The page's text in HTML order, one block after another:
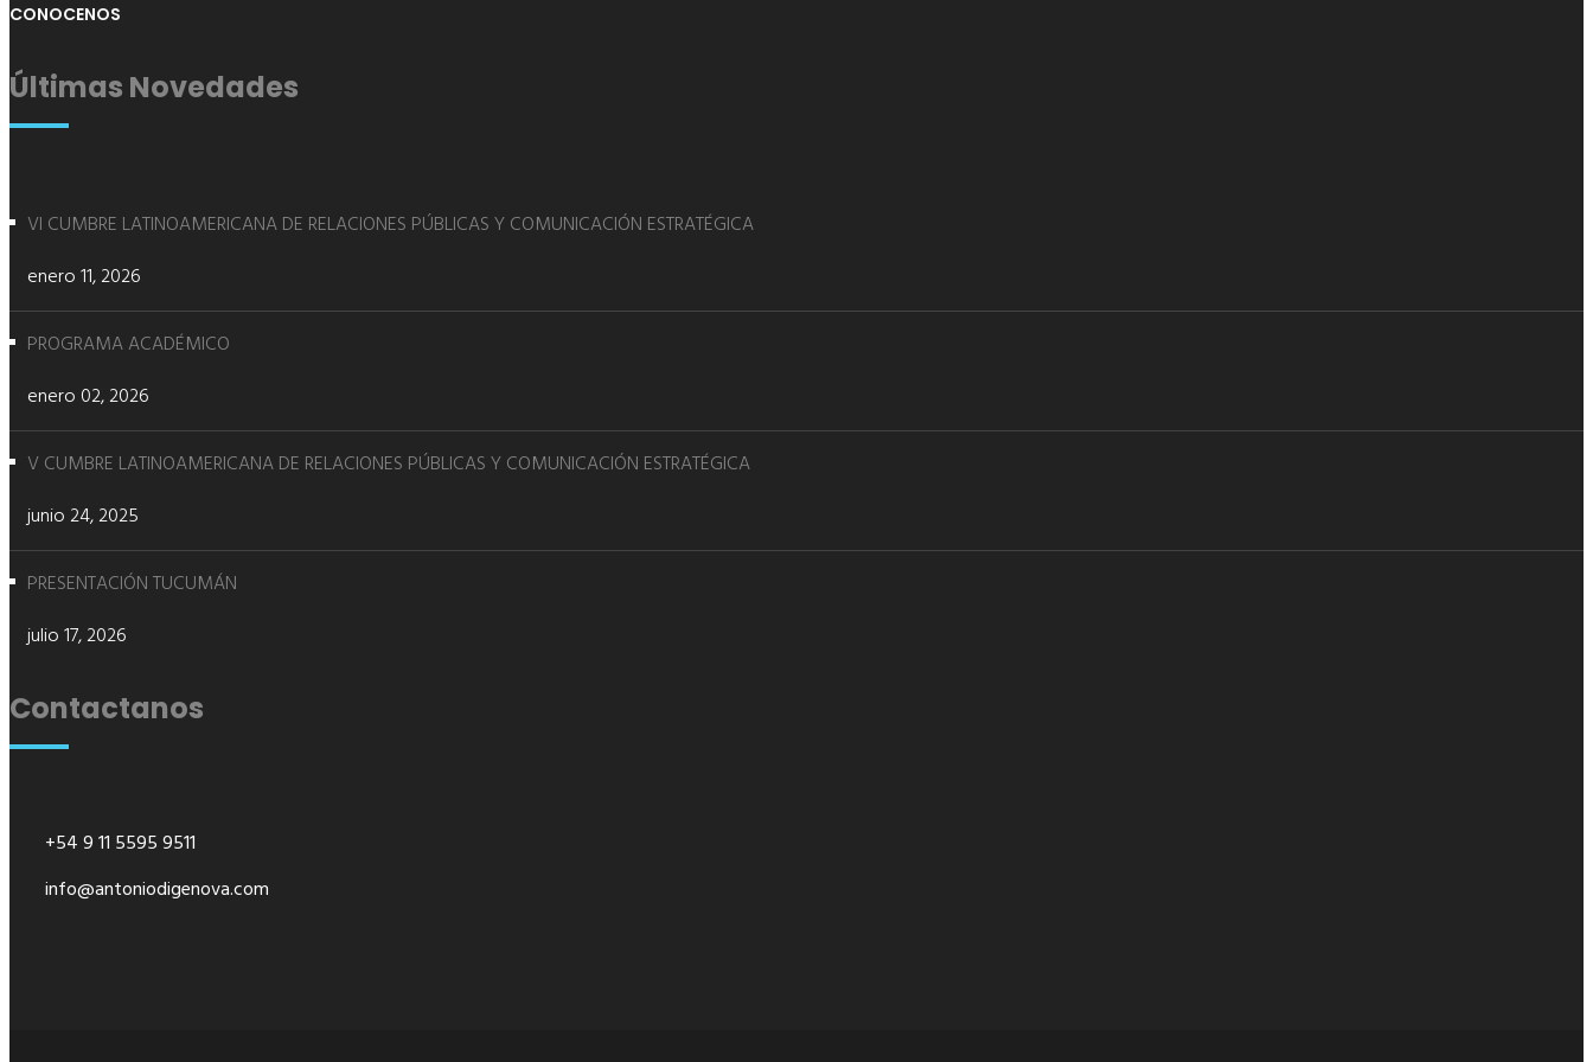
CONOCENOS
Últimas Novedades
VI CUMBRE LATINOAMERICANA DE RELACIONES PÚBLICAS Y COMUNICACIÓN ESTRATÉGICA
enero 11, 2026
PROGRAMA ACADÉMICO
enero 02, 2026
V CUMBRE LATINOAMERICANA DE RELACIONES PÚBLICAS Y COMUNICACIÓN ESTRATÉGICA
junio 24, 2025
PRESENTACIÓN TUCUMÁN
julio 17, 2026
Contactanos
+54 9 11 5595 9511
info@antoniodigenova.com